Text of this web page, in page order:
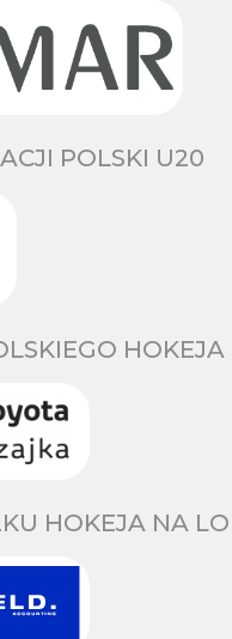
POLSKI U20
HOKEJA
HOKEJA NA